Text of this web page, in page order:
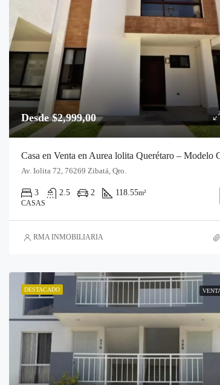
Desde $2,999,00
Casa en Venta en Aurea lolita Querétaro – Modelo
Av. Iolita 72, 76269 Zibatá, Qro.
3 2.5 2 118.55m²
CASAS
RMA INMOBILIARIA
DESTACADO